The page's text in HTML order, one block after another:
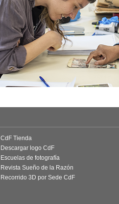
CdF Tienda
Descargar logo CdF
Escuelas de fotografía
Revista Sueño de la Razón
Recorrido 3D por Sede CdF